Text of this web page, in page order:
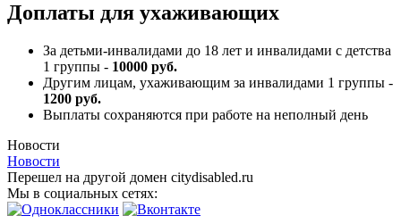
Доплаты для ухаживающих
За детьми-инвалидами до 18 лет и инвалидами с детства
1 группы - 10000 руб.
Другим лицам, ухаживающим за инвалидами 1 группы -
1200 руб.
Выплаты сохраняются при работе на неполный день
Новости
Новости
Перешел на другой домен citydisabled.ru
Мы в социальных сетях: